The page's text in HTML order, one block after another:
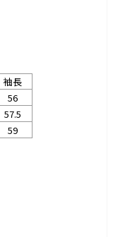
袖長
56
57.5
59